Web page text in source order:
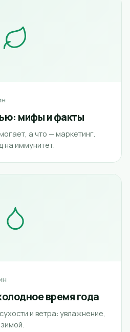
мифы и факты
а что — маркетинг.
на иммунитет.
время года
и ветра: увлажнение,